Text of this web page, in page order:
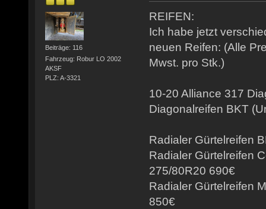
Beiträge: 116
Fahrzeug: Robur LO 2002
AKSF
PLZ: A-3321
REIFEN:
Ich habe jetzt
neuen Reifen: (Alle
Mwst. pro Stk.)
10-20 Alliance 317
Diagonalreifen BKT
Radialer Gürtelreifen
Radialer Gürtelreifen
275/80R20 690€
Radialer Gürtelreifen
850€